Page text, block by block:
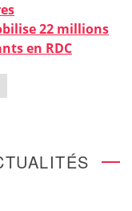
22 millions
en RDC